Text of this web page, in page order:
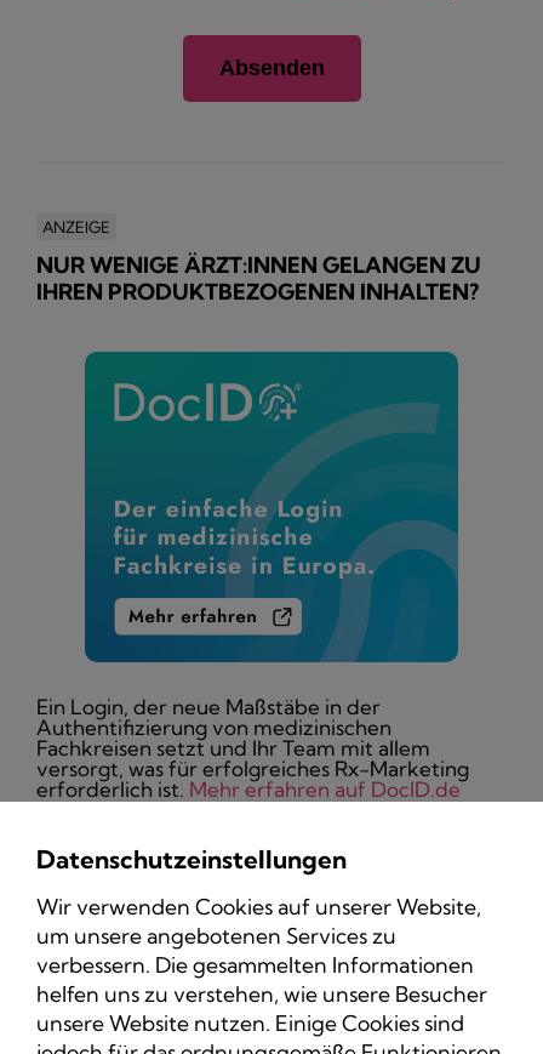
ANZEIGE
NUR WENIGE ÄRZT:INNEN GELANGEN ZU
IHREN PRODUKTBEZOGENEN INHALTEN?
Ein Login, der neue Maßstäbe in der
Authentifizierung von medizinischen
Fachkreisen setzt und Ihr Team mit allem
versorgt, was für erfolgreiches Rx-Marketing
erforderlich ist. Mehr erfahren auf DocID.de
Datenschutz
Impressum
Datenschutzeinstellungen
Wir verwenden Cookies auf unserer Website,
um unsere angebotenen Services zu
verbessern. Die gesammelten Informationen
helfen uns zu verstehen, wie unsere Besucher
unsere Website nutzen. Einige Cookies sind